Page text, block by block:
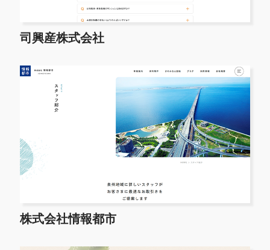
司興産株式会社
株式会社情報都市